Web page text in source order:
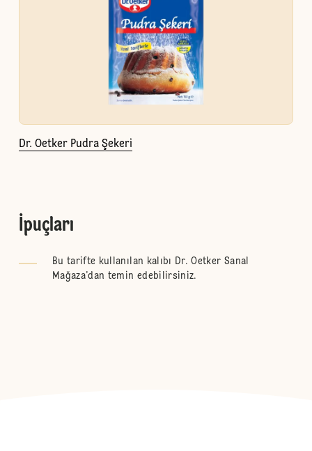
Dr. Oetker Pudra Şekeri
İpuçları
Bu tarifte kullanılan kalıbı Dr. Oetker Sanal
Mağaza’dan temin edebilirsiniz.